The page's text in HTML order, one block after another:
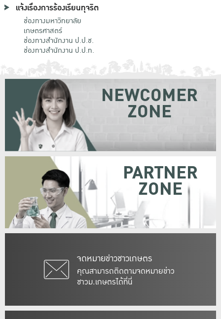
แจ้งเรื่องการร้องเรียนทุจริต
ช่องทางมหาวิทยาลัย
เกษตรศาสตร์
ช่องทางสำนักงาน ป.ป.ช.
ช่องทางสำนักงาน ป.ป.ท.
จดหมายข่าวชาวเกษตร
คุณสามารถติดตามจดหมายข่าว
ชาวม.เกษตรได้ที่นี่
NEWCOMER
ZONE
PARTNER
ZONE